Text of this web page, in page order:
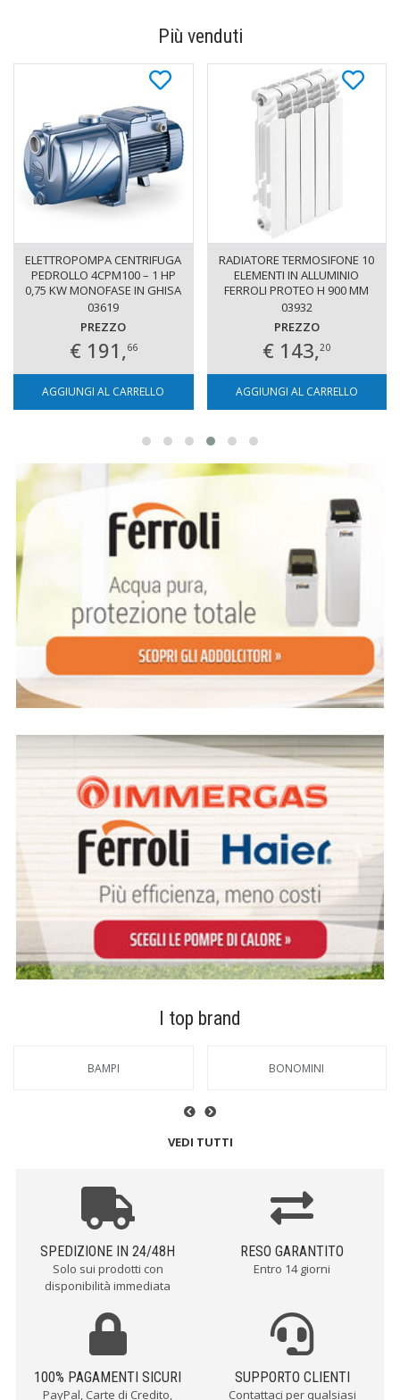
I top brand
BAMPI BONOMINI
VEDI TUTTI
SPEDIZIONE IN 24/48H
Solo sui prodotti con
disponibilità immediata
RESO GARANTITO
Entro 14 giorni
100% PAGAMENTI SICURI
PayPal, Carte di Credito,
SUPPORTO CLIENTI
Contattaci per qualsiasi
Più venduti
ELETTROPOMPA CENTRIFUGA
PEDROLLO 4CPM100 – 1 HP
0,75 KW MONOFASE IN GHISA
PER ACQUA PULITA
03619
PREZZO
€ 191,66
AGGIUNGI AL CARRELLO
RADIATORE TERMOSIFONE 10
ELEMENTI IN ALLUMINIO
FERROLI PROTEO H 900 MM
INT. 800 MM
03932
PREZZO
€ 143,20
AGGIUNGI AL CARRELLO